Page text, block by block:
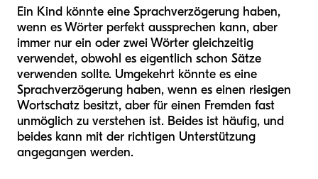
Ein Kind könnte eine Sprachverzögerung haben,
wenn es Wörter perfekt aussprechen kann, aber
immer nur ein oder zwei Wörter gleichzeitig
verwendet, obwohl es eigentlich schon Sätze
verwenden sollte. Umgekehrt könnte es eine
Sprachverzögerung haben, wenn es einen riesigen
Wortschatz besitzt, aber für einen Fremden fast
unmöglich zu verstehen ist. Beides ist häufig, und
beides kann mit der richtigen Unterstützung
angegangen werden.